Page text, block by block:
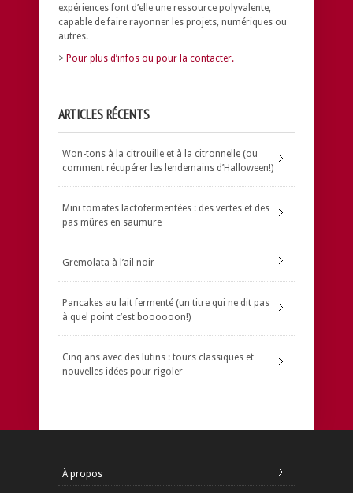
expériences font d’elle une ressource polyvalente,
capable de faire rayonner les projets, numériques ou
autres.
> Pour plus d’infos ou pour la contacter.
ARTICLES RÉCENTS
Won-tons à la citrouille et à la citronnelle (ou
comment récupérer les lendemains d’Halloween!)
Mini tomates lactofermentées : des vertes et des
pas mûres en saumure
Gremolata à l’ail noir
Pancakes au lait fermenté (un titre qui ne dit pas
à quel point c’est boooooon!)
Cinq ans avec des lutins : tours classiques et
nouvelles idées pour rigoler
À propos